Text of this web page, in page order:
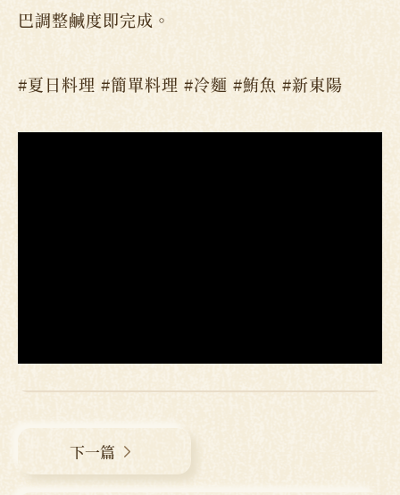
巴調整鹹度即完成。
#夏日料理 #簡單料理 #冷麵 #鮪魚 #新東陽
下一篇